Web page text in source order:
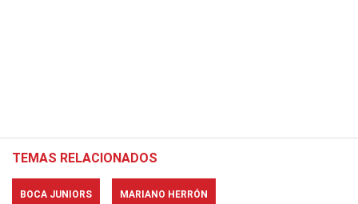
TEMAS RELACIONADOS
BOCA JUNIORS MARIANO HERRÓN